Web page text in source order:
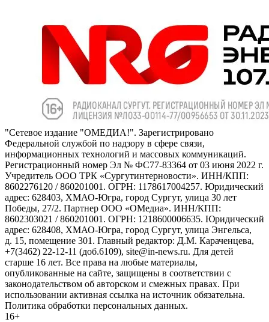
"Сетевое издание "ОМЕДИА!". Зарегистрировано
Федеральной службой по надзору в сфере связи,
информационных технологий и массовых коммуникаций.
Регистрационный номер Эл № ФС77-83364 от 03 июня 2022 г.
Учредитель ООО ТРК «Сургутинтерновости». ИНН/КПП:
8602276120 / 860201001. ОГРН: 1178617004257. Юридический
адрес: 628403, ХМАО-Югра, город Сургут, улица 30 лет
Победы, 27/2. Партнер ООО «ОМедиа». ИНН/КПП:
8602303021 / 860201001. ОГРН: 1218600006635. Юридический
адрес: 628408, ХМАО-Югра, город Сургут, улица Энгельса,
д. 15, помещение 301. Главный редактор: Д.М. Караченцева,
+7(3462) 22-12-11 (доб.6109), site@in-news.ru. Для детей
старше 16 лет. Все права на любые материалы,
опубликованные на сайте, защищены в соответствии с
законодательством об авторском и смежных правах. При
использовании активная ссылка на источник обязательна.
Политика обработки персональных данных.
16+